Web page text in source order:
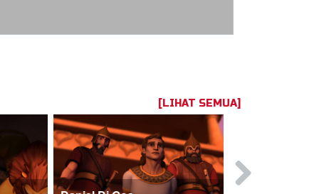
[LIHAT SEMUA]